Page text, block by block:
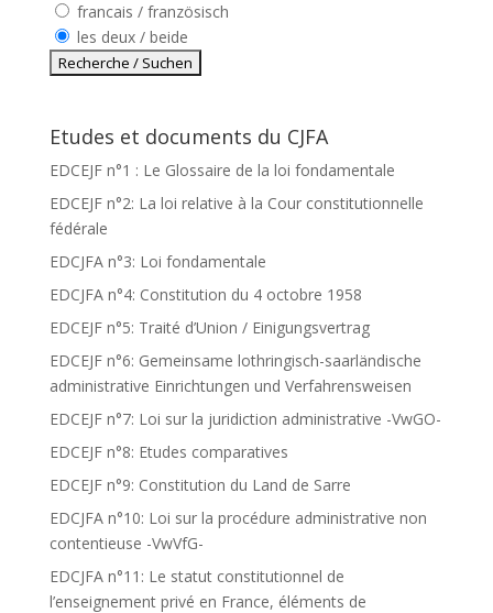
francais / französisch
les deux / beide
Etudes et documents du CJFA
EDCEJF n°1 : Le Glossaire de la loi fondamentale
EDCEJF n°2: La loi relative à la Cour constitutionnelle
fédérale
EDCJFA n°3: Loi fondamentale
EDCJFA n°4: Constitution du 4 octobre 1958
EDCEJF n°5: Traité d’Union / Einigungsvertrag
EDCEJF n°6: Gemeinsame lothringisch-saarländische
administrative Einrichtungen und Verfahrensweisen
EDCEJF n°7: Loi sur la juridiction administrative -VwGO-
EDCEJF n°8: Etudes comparatives
EDCEJF n°9: Constitution du Land de Sarre
EDCJFA n°10: Loi sur la procédure administrative non
contentieuse -VwVfG-
EDCJFA n°11: Le statut constitutionnel de
l’enseignement privé en France, éléments de